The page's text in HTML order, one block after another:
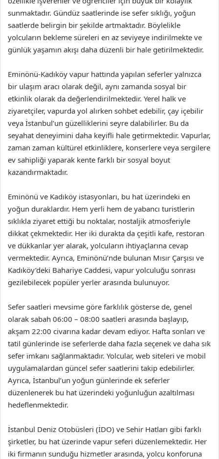
sunmaktadır. Gündüz saatlerinde ise sefer sıklığı, yoğun
saatlerde belirgin bir şekilde artmaktadır. Böylelikle
yolcuların bekleme süreleri en az seviyeye indirilmekte ve
günlük yaşamın akışı daha düzenli bir hale getirilmektedir.
Eminönü-Kadıköy vapur hattında yapılan seferler yalnızca
bir ulaşım aracı olarak değil, aynı zamanda sosyal bir
etkinlik olarak da değerlendirilmektedir. Yerel halk ve
ziyaretçiler, vapurda yol alırken sohbet edebilir, çay içebilir
veya İstanbul’un güzelliklerini seyre dalabilirler. Bu da
seyahat deneyimini daha keyifli hale getirmektedir. Vapurlar,
zaman zaman kültürel etkinliklere, konserlere veya sergilere
ev sahipliği yaparak kente farklı bir sosyal boyut
kazandırmaktadır.
Eminönü ve Kadıköy istasyonları, bu hat üzerindeki en
yoğun duraklardır. Hem yerli hem de yabancı turistlerin
sıklıkla ziyaret ettiği bu noktalar, nostaljik atmosferiyle
dikkat çekmektedir. Her iki durakta da çeşitli kafe, restoran
ve dükkanlar yer alarak, yolcuların ihtiyaçlarına cevap
vermektedir. Ayrıca, Eminönü’nde bulunan Mısır Çarşısı ve
Kadıköy’deki Bahariye Caddesi, vapur yolculuğu sonrası
gezilebilecek popüler yerler arasında bulunuyor.
Sefer saatleri mevsime göre farklılık gösterse de, genel
olarak sabah 06:00 – 08:00 saatleri arasında başlayıp,
akşam 22:00 civarına kadar devam ediyor. Hafta sonları ve
tatil günlerinde ise seferlerde daha fazla seçenek ve daha sık
sefer imkanı sağlanmaktadır. Yolcular, web siteleri ve mobil
uygulamalardan güncel sefer saatlerini takip edebilirler.
Ayrıca, İstanbul’un yoğun günlerinde ek seferler
düzenlenerek bu hat üzerindeki yoğunluğun azaltılması
hedeflenmektedir.
İstanbul Deniz Otobüsleri (İDO) ve Sehir Hatları gibi farklı
şirketler, bu hat üzerinde vapur seferi düzenlemektedir. Her
iki firmanın sunduğu hizmetler arasında, yolcu konforuna